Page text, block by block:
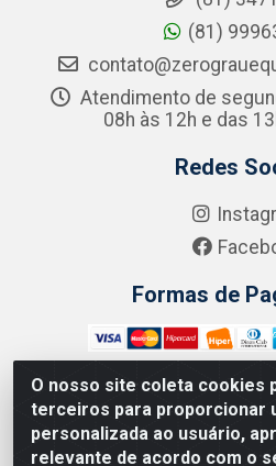
O nosso site coleta cookies
terceiros para proporcionar
personalizada ao usuário,
relevante de acordo com o
(81)
Atendimento de
08h às 12h e das
Redes
Formas de
Zero Grau - Rua Jean
Recife/PE - CEP 51.190-450 -